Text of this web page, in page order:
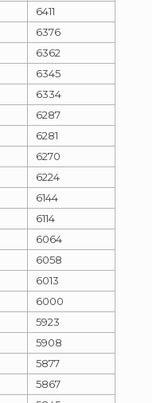
6411
6376
6362
6345
6334
6287
6281
6270
6224
6144
6114
6064
6058
6013
6000
5923
5908
5877
5867